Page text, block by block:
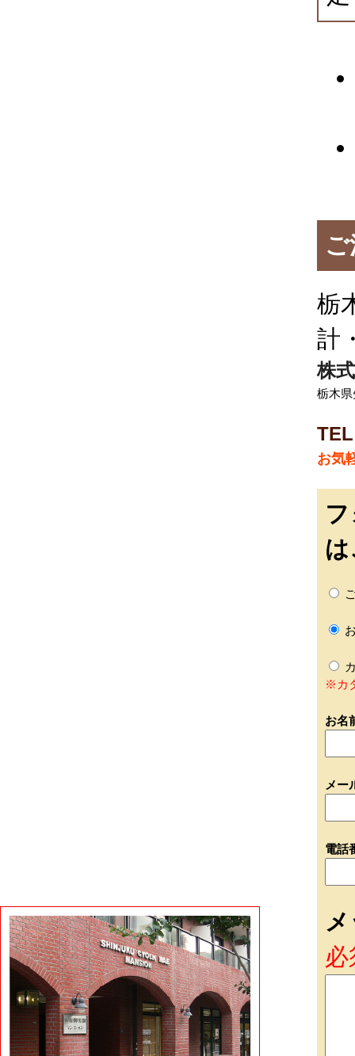
栃
計
株
栃木
お気
※カ
お名
メー
電話
必